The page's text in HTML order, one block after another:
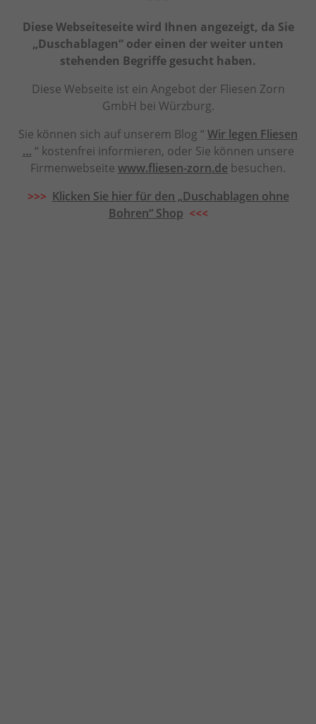
Diese Webseiteseite wird Ihnen angezeigt, da Sie
„Duschablagen“ oder einen der weiter unten
stehenden Begriffe gesucht haben.
Diese Webseite ist ein Angebot der Fliesen Zorn
GmbH bei Würzburg.
Sie können sich auf unserem Blog “ Wir legen Fliesen
… “ kostenfrei informieren, oder Sie können unsere
Firmenwebseite www.fliesen-zorn.de besuchen.
>>> Klicken Sie hier für den „Duschablagen ohne
Bohren“ Shop <<<